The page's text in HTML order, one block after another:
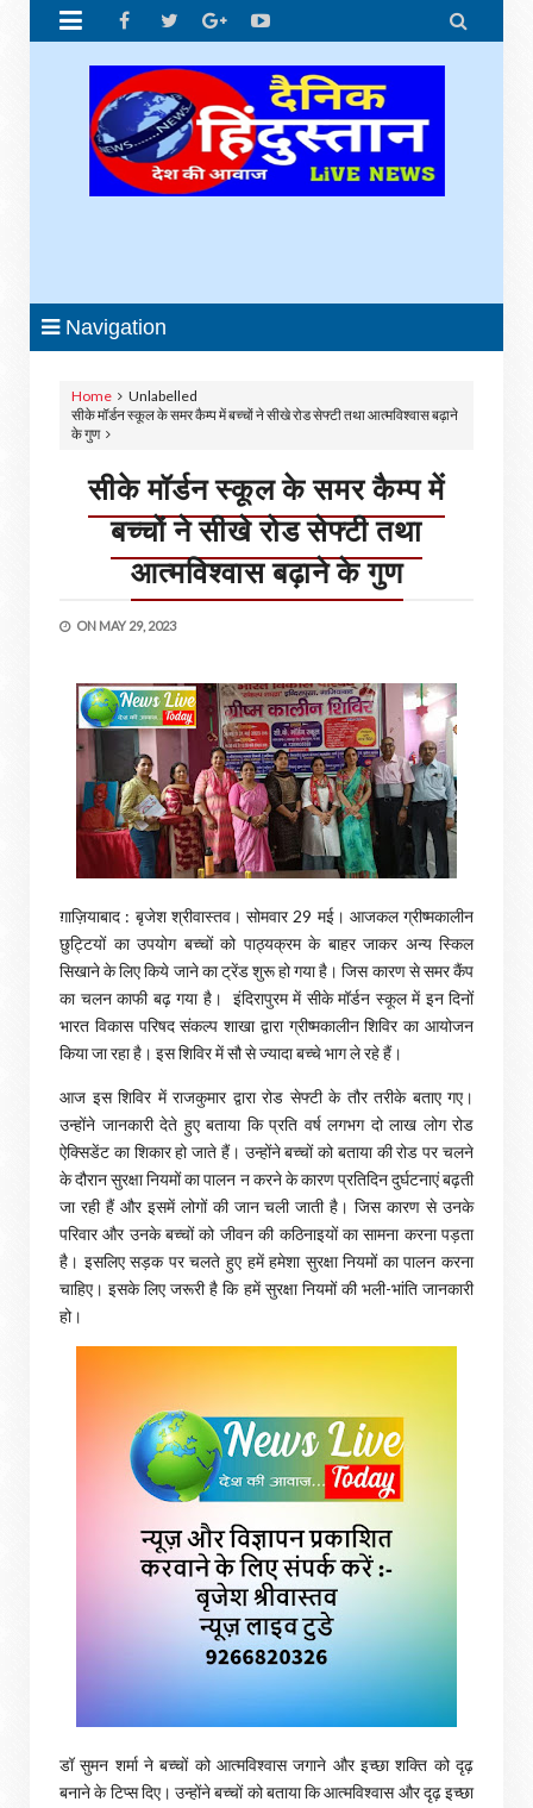
 
Navigation
Home
Unlabelled
सीके मॉर्डन स्कूल के समर कैम्प में बच्चों ने सीखे रोड सेफ्टी तथा आत्मविश्वास बढ़ाने
के गुण
सीके मॉर्डन स्कूल के समर कैम्प में
बच्चों ने सीखे रोड सेफ्टी तथा
आत्मविश्वास बढ़ाने के गुण
ON MAY 29, 2023
ग़ाज़ियाबाद : बृजेश श्रीवास्तव। सोमवार 29 मई। आजकल ग्रीष्मकालीन
छुट्टियों का उपयोग बच्चों को पाठ्यक्रम के बाहर जाकर अन्य स्किल
सिखाने के लिए किये जाने का ट्रेंड शुरू हो गया है। जिस कारण से समर कैंप
का चलन काफी बढ़ गया है। इंदिरापुरम में सीके मॉर्डन स्कूल में इन दिनों
भारत विकास परिषद संकल्प शाखा द्वारा ग्रीष्मकालीन शिविर का आयोजन
किया जा रहा है। इस शिविर में सौ से ज्यादा बच्चे भाग ले रहे हैं।
आज इस शिविर में राजकुमार द्वारा रोड सेफ्टी के तौर तरीके बताए गए।
उन्होंने जानकारी देते हुए बताया कि प्रति वर्ष लगभग दो लाख लोग रोड
ऐक्सिडेंट का शिकार हो जाते हैं। उन्होंने बच्चों को बताया की रोड पर चलने
के दौरान सुरक्षा नियमों का पालन न करने के कारण प्रतिदिन दुर्घटनाएं बढ़ती
जा रही हैं और इसमें लोगों की जान चली जाती है। जिस कारण से उनके
परिवार और उनके बच्चों को जीवन की कठिनाइयों का सामना करना पड़ता
है। इसलिए सड़क पर चलते हुए हमें हमेशा सुरक्षा नियमों का पालन करना
चाहिए। इसके लिए जरूरी है कि हमें सुरक्षा नियमों की भली-भांति जानकारी
हो।
डॉ सुमन शर्मा ने बच्चों को आत्मविश्वास जगाने और इच्छा शक्ति को दृढ़
बनाने के टिप्स दिए। उन्होंने बच्चों को बताया कि आत्मविश्वास और दृढ़ इच्छा